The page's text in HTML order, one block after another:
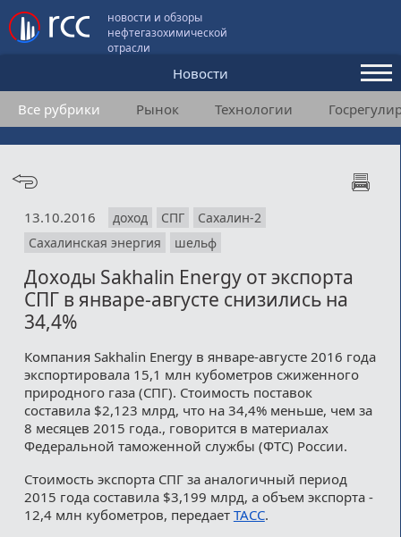
новости и обзоры
нефтегазохимической
отрасли
Новости
Аналитика и мнения
Конференции
Подписка
Пользовательское соглашение
Контакты
Все рубрики Рынок Технологии
13.10.2016 доход СПГ
Сахалин-2
Сахалинская энергия
шельф
Доходы Sakhalin Energy от экспорта
СПГ в январе-августе снизились на
34,4%
Компания Sakhalin Energy в январе-августе 2016 года
экспортировала 15,1 млн кубометров сжиженного
природного газа (СПГ). Стоимость поставок
составила $2,123 млрд, что на 34,4% меньше, чем за
8 месяцев 2015 года., говорится в материалах
Федеральной таможенной службы (ФТС) России.
Стоимость экспорта СПГ за аналогичный период
2015 года составила $3,199 млрд, а объем экспорта -
12,4 млн кубометров, передает ТАСС.